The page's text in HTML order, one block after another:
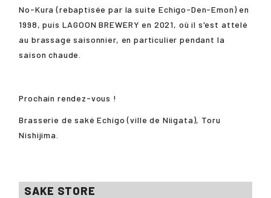
No-Kura (rebaptisée par la suite Echigo-Den-Emon) en
1998, puis LAGOON BREWERY en 2021, où il s'est attelé
au brassage saisonnier, en particulier pendant la
saison chaude.
Prochain rendez-vous !
Brasserie de saké Echigo (ville de Niigata), Toru
Nishijima.
SAKE STORE